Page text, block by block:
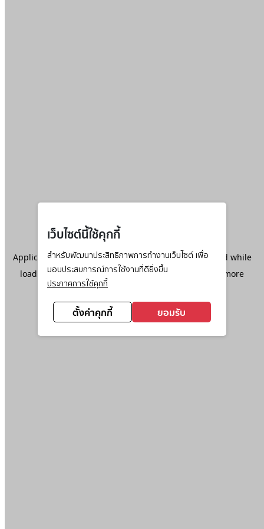
เว็บไซต์นี้ใช้คุกกี้
สำหรับพัฒนาประสิทธิภาพการทำงานเว็บไซต์ เพื่อ
มอบประสบการณ์การใช้งานที่ดียิ่งขึ้น
ประกาศการใช้คุกกี้
ตั้งค่าคุกกี้ ยอมรับ
Application error: aclient-side exception has occurred while
loadingwww.ktc.co.th(see the browser console
for more
information).